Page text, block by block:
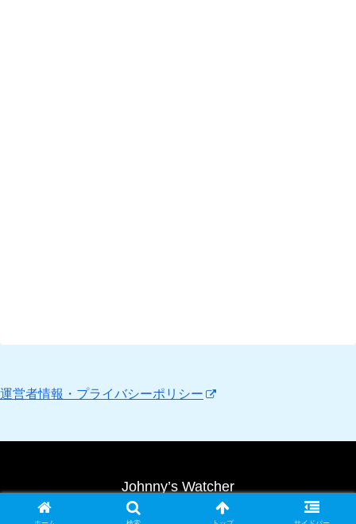
運営者情報・プライバシーポリシー
Johnny’s Watcher
Copyright © 2010 Johnny’s Watcher All Rights Reserved.